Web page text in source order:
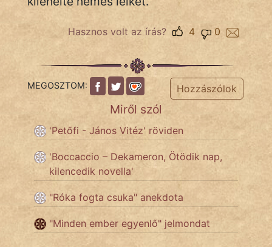
Hasznos volt az írás? 0
4
MEGOSZTOM: Hozzászólok
Miről szól
'Petőfi - János Vitéz' röviden
'Boccaccio – Dekameron, Ötödik nap,
kilencedik novella'
"Róka fogta csuka" anekdota
"Minden ember egyenlő" jelmondat